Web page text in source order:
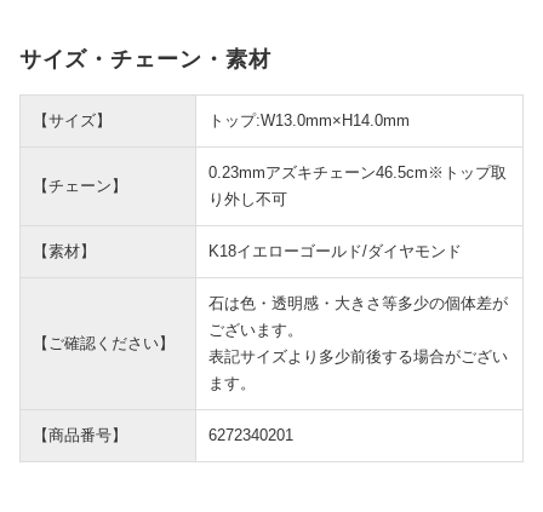
サイズ・チェーン・素材
【サイズ】 トップ:W13.0mm×H14.0mm
【チェーン】
0.23mmアズキチェーン46.5cm※トップ取
り外し不可
【素材】 K18イエローゴールド/ダイヤモンド
【ご確認ください】
石は色・透明感・大きさ等多少の個体差が
ございます。
表記サイズより多少前後する場合がござい
ます。
【商品番号】 6272340201